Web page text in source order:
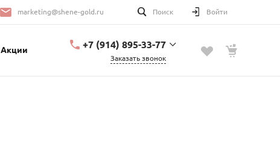
marketing@shene-gold.ru Поиск Войти
Акции
+7 (914) 895-33-77
Заказать звонок